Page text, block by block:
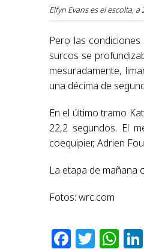
Elfyn Evans es el escolta, a
Pero las
surcos se
mesuradamente,
una décima de
En el último tramo
22,2 segundos. El
coequipier, Adrien
La etapa de mañana
Fotos: wrc.com